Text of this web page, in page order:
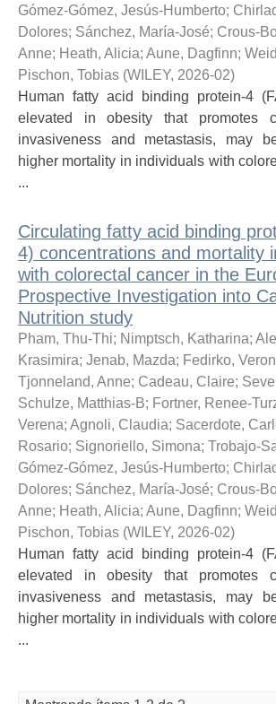
Gómez-Gómez, Jesús-Humberto;
Dolores; Sánchez, María-José; Crous-
Anne; Heath, Alicia; Aune, Dagfinn;
Pischon, Tobias (WILEY, 2026-02)
Human fatty acid binding protein-4
elevated in obesity that promotes
invasiveness and metastasis, may
higher mortality in individuals with
...
Circulating fatty acid binding
4) concentrations and mortality
with colorectal cancer in the
Prospective Investigation into
Nutrition study
Pham, Thu-Thi; Nimptsch, Katharina;
Krasimira; Jenab, Mazda; Fedirko,
Tjonneland, Anne; Cadeau, Claire;
Schulze, Matthias-B; Fortner, Renee-
Verena; Agnoli, Claudia; Sacerdote,
Rosario; Signoriello, Simona; Trobajo-
Gómez-Gómez, Jesús-Humberto;
Dolores; Sánchez, María-José; Crous-
Anne; Heath, Alicia; Aune, Dagfinn;
Pischon, Tobias (WILEY, 2026-02)
Human fatty acid binding protein-4
elevated in obesity that promotes
invasiveness and metastasis, may
higher mortality in individuals with
...